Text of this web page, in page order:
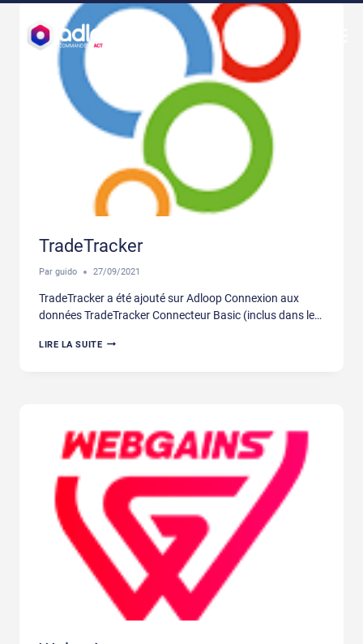
Aller
contenu
TradeTracker
Par guido 27/09/2021
TradeTracker a été ajouté sur Adloop Connexion aux
données TradeTracker Connecteur Basic (inclus dans le…
LIRE LA SUITETRADETRACKER